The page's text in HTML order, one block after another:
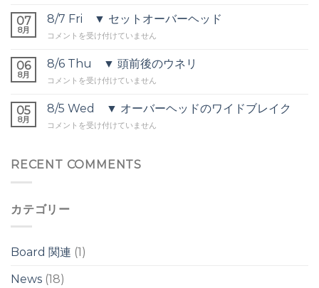
後
▼
前
セ
ト
ー
バ
ッ
ド
07
8月
8/7 Fri ▼ セットオーバーヘッド
8/7
▼
ッ
オ
バ
ッ
コメントを受け付けていません
06
8月
8/6 Thu ▼ 頭前後のウネリ
8/6
▼
前
ウ
コメントを受け付けていません
05
8月
8/5 Wed ▼ オーバーヘッドのワイドブレイク
8/5
オ
ヘ
の
ワ
ド
コメントを受け付けていません
RECENT COMMENTS
カテゴリー
Board 関連 (1)
News (18)